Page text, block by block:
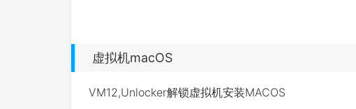
虚拟机macOS
VM12,Unlocker解锁虚拟机安装MACOS